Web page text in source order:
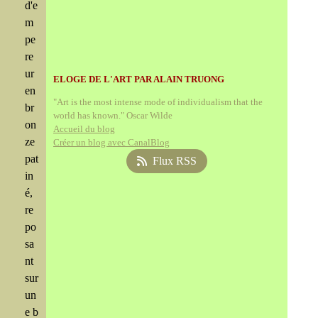
d'e
m
pe
re
ur
en
br
on
ze
pat
in
é,
re
po
sa
nt
sur
un
e b
ELOGE DE L'ART PAR ALAIN TRUONG
"Art is the most intense mode of individualism that the
world has known." Oscar Wilde
Accueil du blog
Créer un blog avec CanalBlog
Flux RSS